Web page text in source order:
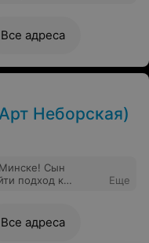
слоги и слова,
проходят
и тёплой
педагога,
Все адреса
Неборская)
Сын
подход к
Еще
Все адреса